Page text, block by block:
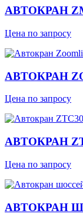
АВТОКРАН
Цена по запросу
АВТОКРАН
Цена по запросу
АВТОКРАН
Цена по запросу
АВТОКРАН